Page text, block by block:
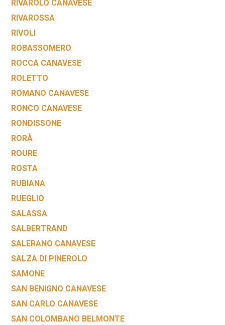
RIVAROLO CANAVESE
RIVAROSSA
RIVOLI
ROBASSOMERO
ROCCA CANAVESE
ROLETTO
ROMANO CANAVESE
RONCO CANAVESE
RONDISSONE
RORÀ
ROURE
ROSTA
RUBIANA
RUEGLIO
SALASSA
SALBERTRAND
SALERANO CANAVESE
SALZA DI PINEROLO
SAMONE
SAN BENIGNO CANAVESE
SAN CARLO CANAVESE
SAN COLOMBANO BELMONTE